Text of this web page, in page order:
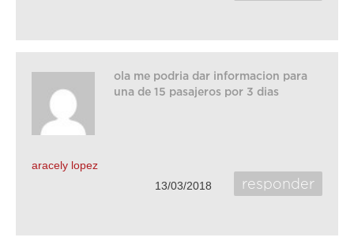
aracely lopez
ola me podria dar informacion para
una de 15 pasajeros por 3 dias
responder
13/03/2018